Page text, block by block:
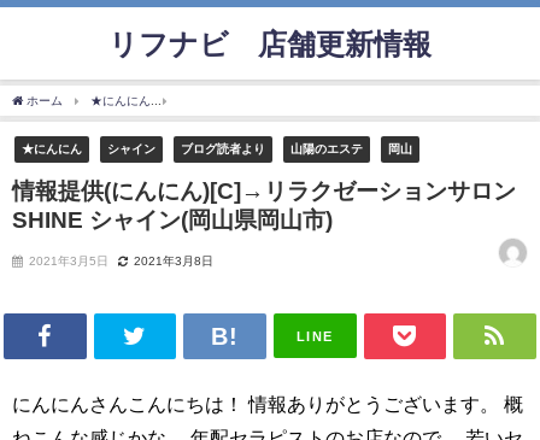
リフナビ®店舗更新情報
ホーム ★にんにん
★にんにん シャイン ブログ読者より 山陽のエステ 岡山
情報提供(にんにん)[C]→リラクゼーションサロン
SHINE シャイン(岡山県岡山市)
2021年3月5日 2021年3月8日
LINE
にんにんさんこんにちは！ 情報ありがとうございます。 概